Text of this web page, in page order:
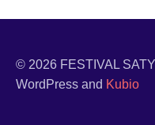
© 2026 FESTIVAL
WordPress and Kubio